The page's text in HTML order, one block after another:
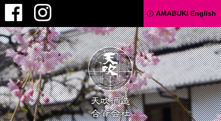
Facebook AMABUKI English
天吹酒造